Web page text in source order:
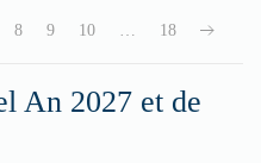
8 9 10 18
An 2027 et de